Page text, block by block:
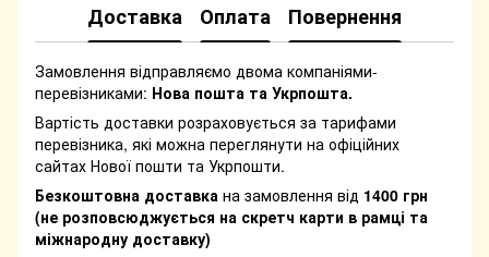
Доставка Оплата Повернення
Замовлення відправляємо двома компаніями-
перевізниками: Нова пошта та Укрпошта.
Вартість доставки розраховується за тарифами
перевізника, які можна переглянути на офіційних
сайтах Нової пошти та Укрпошти.
Безкоштовна доставка на замовлення від 1400 грн
(не розповсюджується на скретч карти в рамці та
міжнародну доставку)